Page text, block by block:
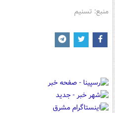
منبع: تسنیم